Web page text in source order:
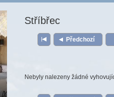
Stříbřec
Předchozí
Nebyly nalezeny žádné